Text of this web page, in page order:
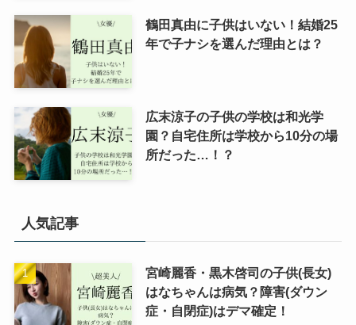
鶴田真由に子供はいない！結婚25
年で子ナシを選んだ理由とは？
広末涼子の子供の学校は和光学
園？自宅住所は学校から10分の場
所だった…！？
人気記事
宮崎麗香・黒木啓司の子供(長女)
はなちゃんは病気？障害(ダウン
症・自閉症)はデマ確定！